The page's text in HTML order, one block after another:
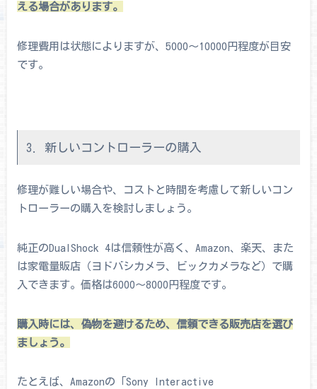
える場合があります。
修理費用は状態によりますが、5000～10000円程度が目安
です。
3. 新しいコントローラーの購入
修理が難しい場合や、コストと時間を考慮して新しいコン
トローラーの購入を検討しましょう。
純正のDualShock 4は信頼性が高く、Amazon、楽天、また
は家電量販店（ヨドバシカメラ、ビックカメラなど）で購
入できます。価格は6000～8000円程度です。
購入時には、偽物を避けるため、信頼できる販売店を選び
ましょう。
たとえば、Amazonの「Sony Interactive